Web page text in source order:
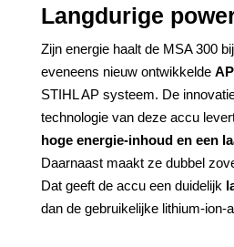
Langdurige
Zijn energie haalt de MSA 300
eveneens nieuw ontwikkelde
STIHL AP systeem. De
technologie van deze accu
hoge energie-inhoud en een
Daarnaast maakt ze dubbel
Dat geeft de accu een duidelijk
dan de gebruikelijke lithium-ion-